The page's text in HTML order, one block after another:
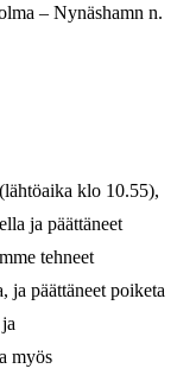
– Nynäshamn n.
klo 10.55),
ja päättäneet
tehneet
ja päättäneet poiketa
myös